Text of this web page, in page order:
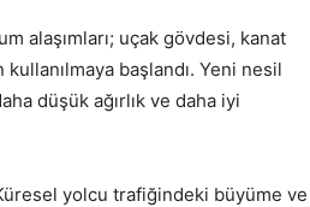
alaşımları; uçak gövdesi, kanat
kullanılmaya başlandı. Yeni nesil
düşük ağırlık ve daha iyi
yolcu trafiğindeki büyüme ve